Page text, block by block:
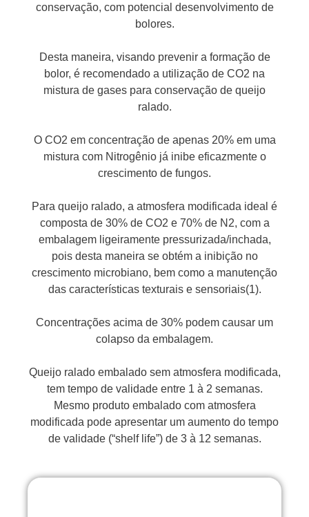
conservação, com potencial desenvolvimento de
bolores.
Desta maneira, visando prevenir a formação de
bolor, é recomendado a utilização de CO2 na
mistura de gases para conservação de queijo
ralado.
O CO2 em concentração de apenas 20% em uma
mistura com Nitrogênio já inibe eficazmente o
crescimento de fungos.
Para queijo ralado, a atmosfera modificada ideal é
composta de 30% de CO2 e 70% de N2, com a
embalagem ligeiramente pressurizada/inchada,
pois desta maneira se obtém a inibição no
crescimento microbiano, bem como a manutenção
das características texturais e sensoriais(1).
Concentrações acima de 30% podem causar um
colapso da embalagem.
Queijo ralado embalado sem atmosfera modificada,
tem tempo de validade entre 1 à 2 semanas.
Mesmo produto embalado com atmosfera
modificada pode apresentar um aumento do tempo
de validade (“shelf life”) de 3 à 12 semanas.